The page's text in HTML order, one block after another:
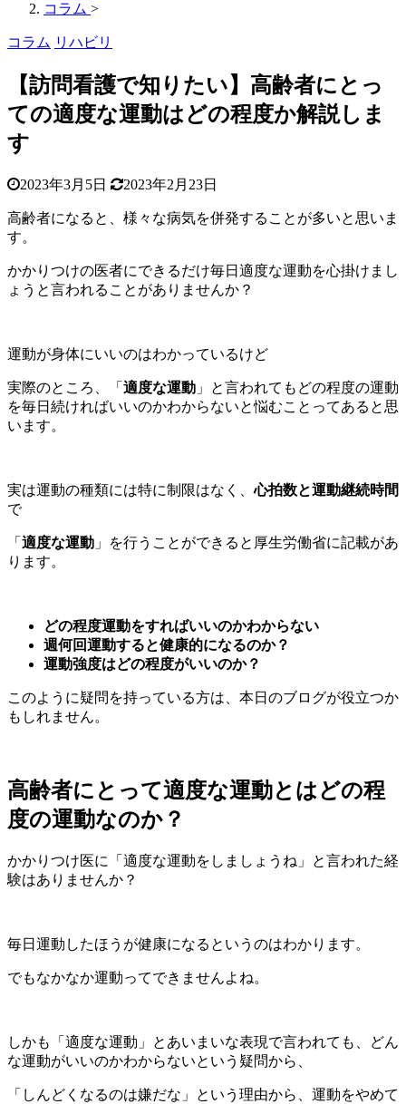
コラム >
コラム リハビリ
【訪問看護で知りたい】高齢者にとっ
ての適度な運動はどの程度か解説しま
す
2023年3月5日 2023年2月23日
高齢者になると、様々な病気を併発することが多いと思いま
す。
かかりつけの医者にできるだけ毎日適度な運動を心掛けまし
ょうと言われることがありませんか？
運動が身体にいいのはわかっているけど
実際のところ、「 適度な運動 」と言われてもどの程度の運動
を毎日続ければいいのかわからないと悩むことってあると思
います。
実は運動の種類には特に制限はなく、心拍数と運動継続時間
で
「 適度な運動 」を行うことができると厚生労働省に記載があ
ります。
どの程度運動をすればいいのかわからない
週何回運動すると健康的になるのか？
運動強度はどの程度がいいのか？
このように疑問を持っている方は、本日のブログが役立つか
もしれません。
高齢者にとって適度な運動とはどの程
度の運動なのか？
かかりつけ医に「適度な運動をしましょうね」と言われた経
験はありませんか？
毎日運動したほうが健康になるというのはわかります。
でもなかなか運動ってできませんよね。
しかも「適度な運動」とあいまいな表現で言われても、どん
な運動がいいのかわからないという疑問から、
「しんどくなるのは嫌だな」という理由から、運動をやめて